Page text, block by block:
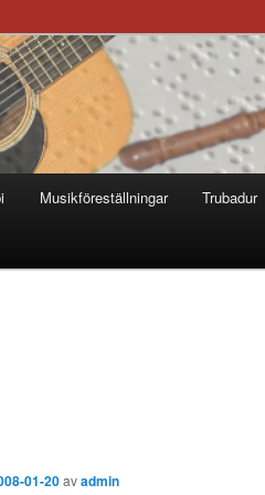
Musikföreställningar Trubadur
01-20avadmin